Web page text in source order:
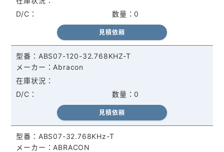
0
見積依頼
ABS07-120-32.768KHZ-T
Abracon
0
見積依頼
ABS07-32.768KHz-T
ABRACON